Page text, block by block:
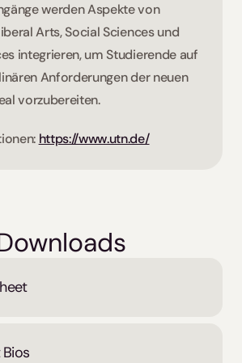
werden Aspekte von
Arts, Social Sciences und
integrieren, um Studierende auf
Anforderungen der neuen
vorzubereiten.
https://www.utn.de/